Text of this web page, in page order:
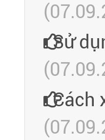
Sử
Cách